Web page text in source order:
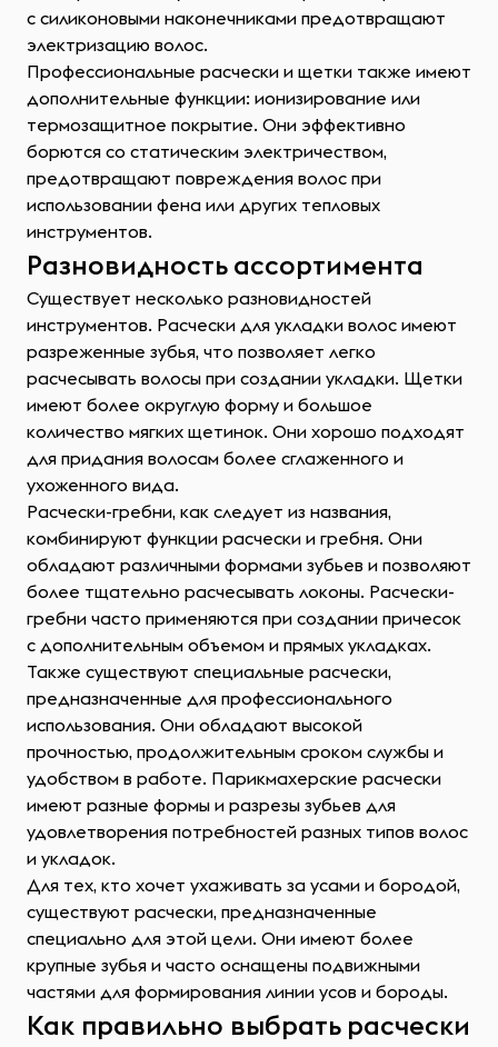
с силиконовыми наконечниками предотвращают
электризацию волос.
Профессиональные расчески и щетки также имеют
дополнительные функции: ионизирование или
термозащитное покрытие. Они эффективно
борются со статическим электричеством,
предотвращают повреждения волос при
использовании фена или других тепловых
инструментов.
Разновидность ассортимента
Существует несколько разновидностей
инструментов. Расчески для укладки волос имеют
разреженные зубья, что позволяет легко
расчесывать волосы при создании укладки. Щетки
имеют более округлую форму и большое
количество мягких щетинок. Они хорошо подходят
для придания волосам более сглаженного и
ухоженного вида.
Расчески-гребни, как следует из названия,
комбинируют функции расчески и гребня. Они
обладают различными формами зубьев и позволяют
более тщательно расчесывать локоны. Расчески-
гребни часто применяются при создании причесок
с дополнительным объемом и прямых укладках.
Также существуют специальные расчески,
предназначенные для профессионального
использования. Они обладают высокой
прочностью, продолжительным сроком службы и
удобством в работе. Парикмахерские расчески
имеют разные формы и разрезы зубьев для
удовлетворения потребностей разных типов волос
и укладок.
Для тех, кто хочет ухаживать за усами и бородой,
существуют расчески, предназначенные
специально для этой цели. Они имеют более
крупные зубья и часто оснащены подвижными
частями для формирования линии усов и бороды.
Как правильно выбрать расчески